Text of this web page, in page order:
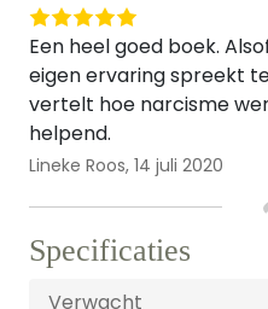
Een heel goed boek.
eigen ervaring spreekt
vertelt hoe narcisme
helpend.
Lineke Roos, 14 juli 2020
Specificaties
Verwacht